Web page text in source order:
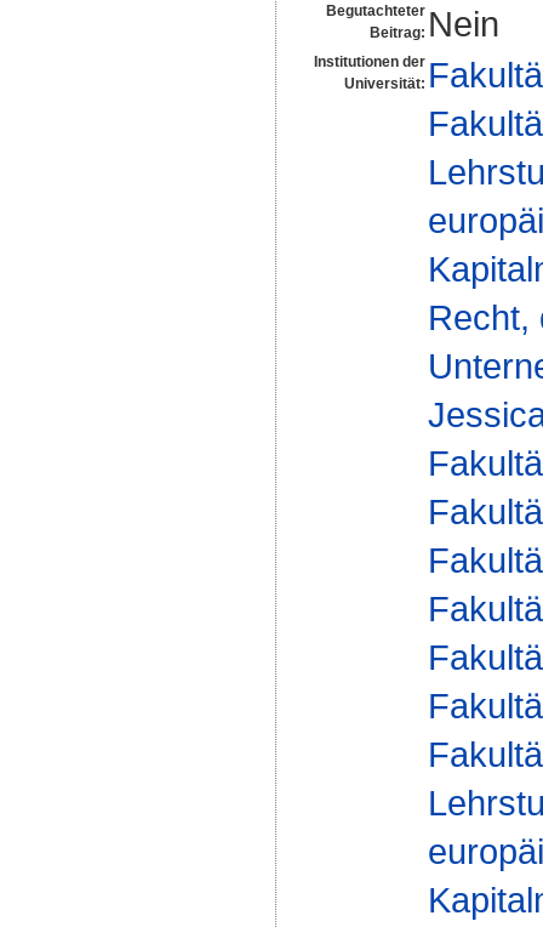
Begutachteter
Beitrag: Nein
Institutionen der
Universität:
Recht,